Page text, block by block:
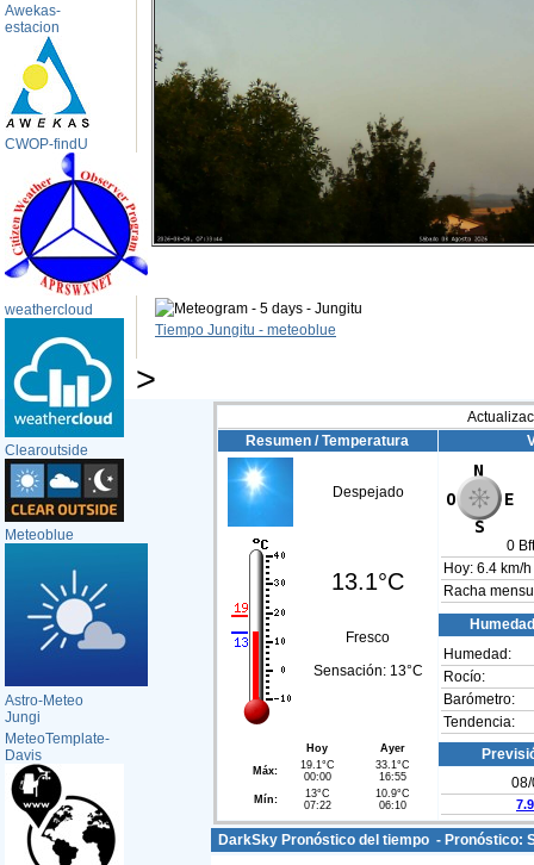
Awekas-
estacion
CWOP-findU
weathercloud
Clearoutside
Meteoblue
Astro-Meteo
Jungi
MeteoTemplate-
Davis
Tiempo Jungitu - meteoblue
>
Resumen / Temperatura
Despejado
13.1°C
Fresco
Sensación: 13°C
Hoy
Ayer
Máx:
19.1°C
00:00
33.1°C
16:55
Mín:
13°C
07:22
10.9°C
06:10
0
Hoy: 6.4 km/h
Racha
Humedad:
Rocío:
Barómetro:
Tendencia:
7.9
DarkSky Pronóstico del tiempo - Pronóstico: